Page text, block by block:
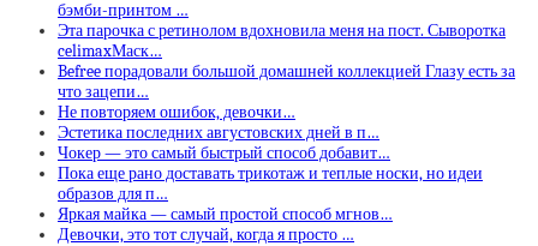
бэмби-принтом …
Эта парочка с ретинолом вдохновила меня на пост. Сыворотка
celimaxМаск…
Befree порадовали большой домашней коллекцией Глазу есть за
что зацепи…
Не повторяем ошибок, девочки…
Эстетика последних августовских дней в п…
Чокер — это самый быстрый способ добавит…
Пока еще рано доставать трикотаж и теплые носки, но идеи
образов для п…
Яркая майка — самый простой способ мгнов…
Девочки, это тот случай, когда я просто …